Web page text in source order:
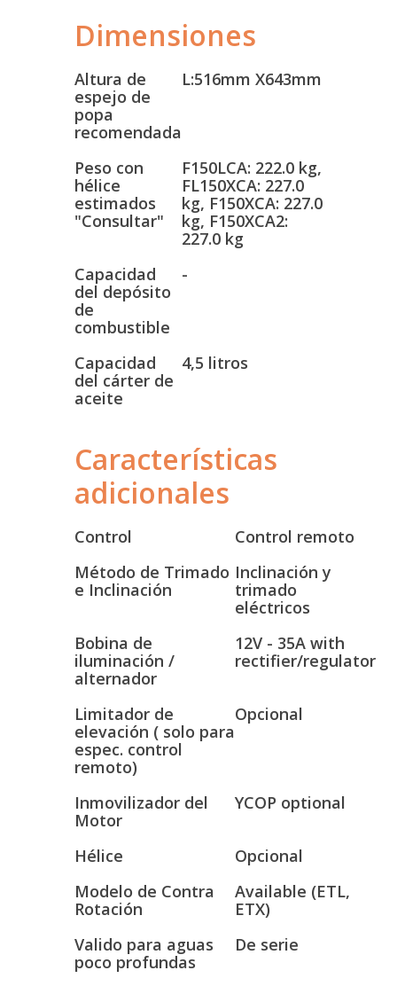
Dimensiones
Altura de
espejo de
popa
recomendada
L:516mm X643mm
Peso con
hélice
estimados
"Consultar"
F150LCA: 222.0 kg,
FL150XCA: 227.0
kg, F150XCA: 227.0
kg, F150XCA2:
227.0 kg
Capacidad
del depósito
de
combustible
-
Capacidad
del cárter de
aceite
4,5 litros
Características
adicionales
Control
Control remoto
Método de Trimado
e Inclinación
Inclinación y
trimado
eléctricos
Bobina de
iluminación /
alternador
12V - 35A with
rectifier/regulator
Limitador de
elevación ( solo para
espec. control
remoto)
Opcional
Inmovilizador del
Motor
YCOP optional
Hélice
Opcional
Modelo de Contra
Rotación
Available (ETL,
ETX)
Valido para aguas
poco profundas
De serie